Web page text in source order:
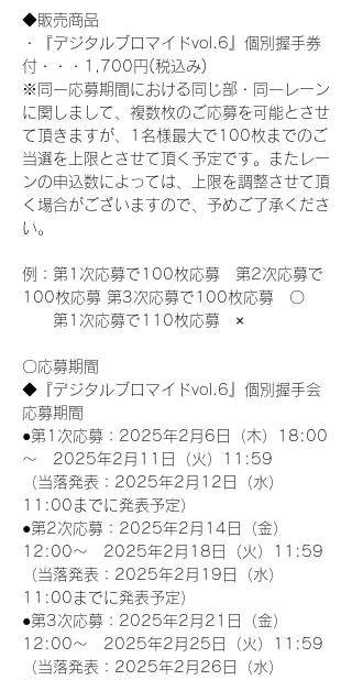
◆販売商品
・『デジタルブロマイドvol.6』個別握手券
付・・・1,700円(税込み)
※同一応募期間における同じ部・同一レーン
に関しまして、複数枚のご応募を可能とさせ
て頂きますが、1名様最大で100枚までのご
当選を上限とさせて頂く予定です。またレー
ンの申込数によっては、上限を調整させて頂
く場合がございますので、予めご了承くださ
い。
例：第1次応募で100枚応募　第2次応募で
100枚応募 第3次応募で100枚応募　〇
第1次応募で110枚応募　×
〇応募期間
◆『デジタルブロマイドvol.6』個別握手会
応募期間
●第1次応募：2025年2月6日（木）18:00
～　2025年2月11日（火）11:59
（当落発表：2025年2月12日（水）
11:00までに発表予定）
●第2次応募：2025年2月14日（金）
12:00～　2025年2月18日（火）11:59
（当落発表：2025年2月19日（水）
11:00までに発表予定）
●第3次応募：2025年2月21日（金）
12:00～　2025年2月25日（火）11:59
（当落発表：2025年2月26日（水）